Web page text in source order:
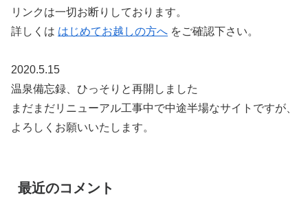
リンクは一切お断りしております。
詳しくは はじめてお越しの方へ をご確認下さい。
2020.5.15
温泉備忘録、ひっそりと再開しました
まだまだリニューアル工事中で中途半場なサイトですが、
よろしくお願いいたします。
最近のコメント